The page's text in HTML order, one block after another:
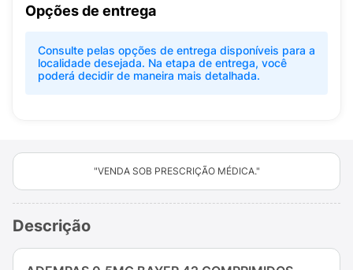
Opções de entrega
Consulte pelas opções de entrega disponíveis para a
localidade desejada. Na etapa de entrega, você
poderá decidir de maneira mais detalhada.
"VENDA SOB PRESCRIÇÃO MÉDICA."
Descrição